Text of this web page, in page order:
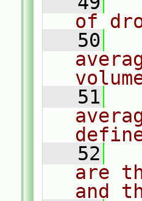
of
   50
   51
   52
are
and